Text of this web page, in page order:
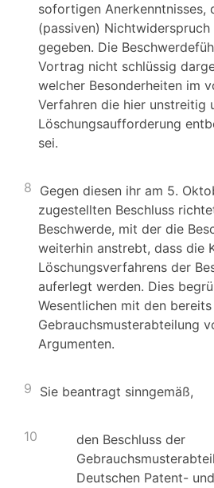
sofortigen Anerkenntnisses,
(passiven) Nichtwiderspruch
gegeben. Die
Vortrag nicht schlüssig
welcher Besonderheiten im
Verfahren die hier unstreitig
Löschungsaufforderung
sei.
8 Gegen diesen ihr am 5.
zugestellten Beschluss
Beschwerde, mit der die
weiterhin anstrebt, dass die
Löschungsverfahrens der
auferlegt werden. Dies
Wesentlichen mit den
Gebrauchsmusterabteilung
Argumenten.
9 Sie beantragt sinngemäß,
10
den Beschluss der
Deutschen Patent-